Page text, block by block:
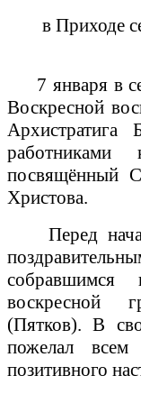
в Приходе
7 января в
Воскресной
работниками
посвящённый
Христова.
Перед
собравшимся
воскресной
(Пятков). В
пожелал всем
позитивного